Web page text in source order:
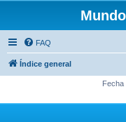
FAQ
Índice general
Fecha